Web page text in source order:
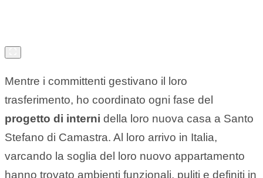
Mentre i committenti gestivano il loro
trasferimento, ho coordinato ogni fase del
progetto di interni della loro nuova casa a Santo
Stefano di Camastra. Al loro arrivo in Italia,
varcando la soglia del loro nuovo appartamento
hanno trovato ambienti funzionali, puliti e definiti in